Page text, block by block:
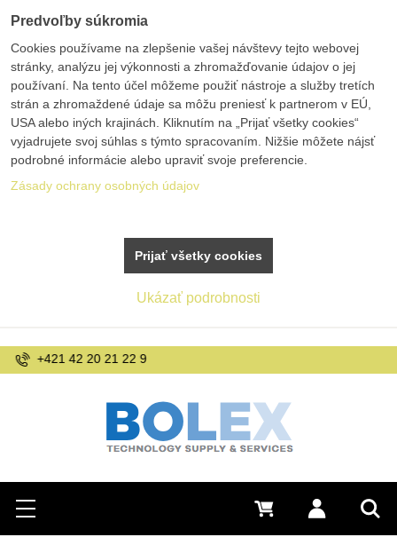
Hľadať
Menu Prihlásiť sa
0 €
Predvoľby súkromia
Cookies používame na zlepšenie vašej návštevy tejto webovej
stránky, analýzu jej výkonnosti a zhromažďovanie údajov o jej
používaní. Na tento účel môžeme použiť nástroje a služby tretích
strán a zhromaždené údaje sa môžu preniesť k partnerom v EÚ,
USA alebo iných krajinách. Kliknutím na „Prijať všetky cookies“
vyjadrujete svoj súhlas s týmto spracovaním. Nižšie môžete nájsť
podrobné informácie alebo upraviť svoje preferencie.
Zásady ochrany osobných údajov
Ukázať podrobnosti
Prijať všetky cookies